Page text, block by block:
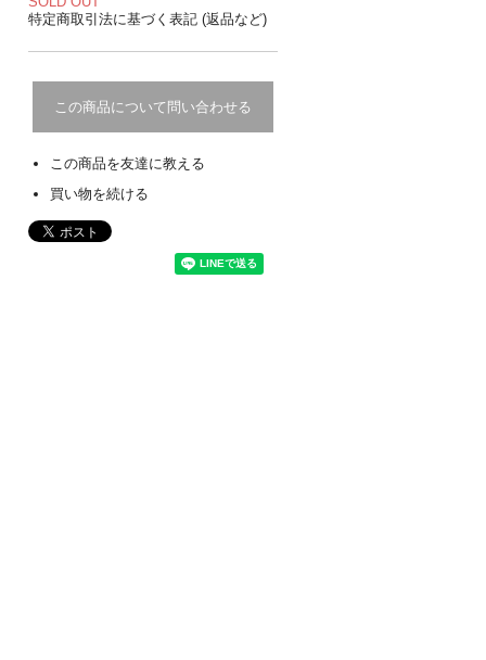
特定商取引法に基づく表記 (返品など)
この商品について問い合わせる
この商品を友達に教える
買い物を続ける